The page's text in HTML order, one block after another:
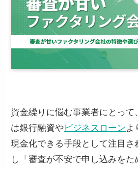
資金繰りに悩む事業者にとっ
は銀行融資や ビジネスローンよ
現金化できる手段として注目さ
し「審査が不安で申し込みをた